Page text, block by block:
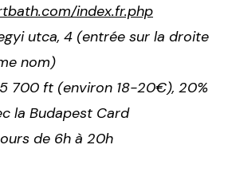
index.fr.php
utca, 4 (entrée sur la droite
nom)
700 ft (environ 18-20€), 20%
la Budapest Card
de 6h à 20h